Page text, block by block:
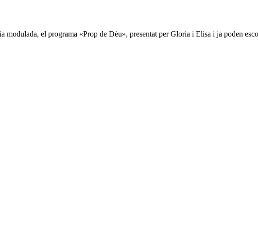
el programa «Prop de Déu», presentat per Gloria i Elisa i ja poden